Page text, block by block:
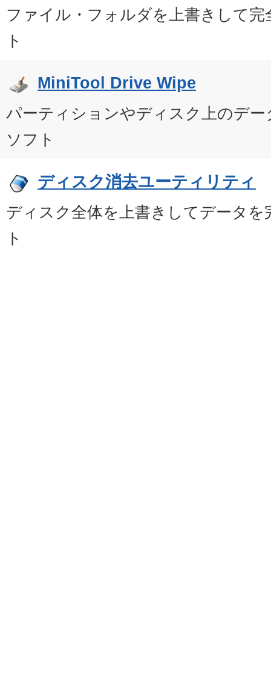
ファイル・フォルダを上書きして完
ト
MiniTool Drive Wipe
パーティションやディスク上のデー
ソフト
ディスク消去ユーティリティ
ディスク全体を上書きしてデータを
ト